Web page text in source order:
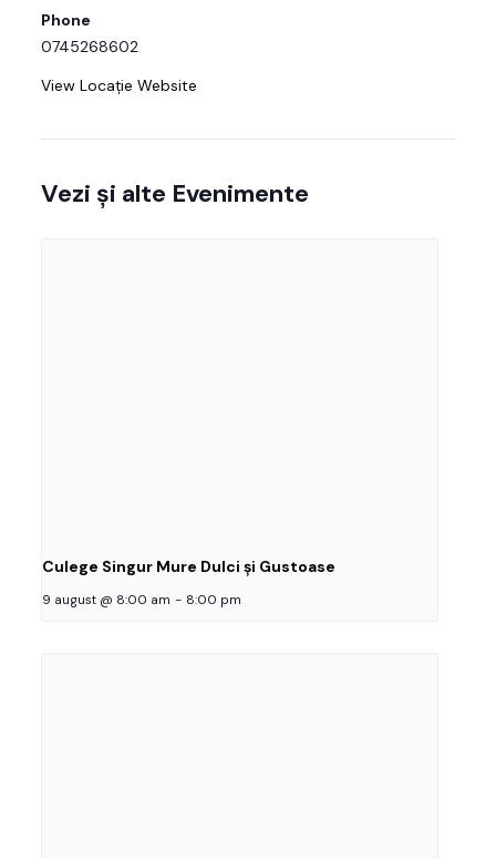
Phone
0745268602
View Locație Website
Vezi și alte Evenimente
Culege Singur Mure Dulci și Gustoase
9 august @ 8:00 am - 8:00 pm